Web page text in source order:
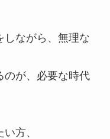
しながら、無理な
のが、必要な時代
方、